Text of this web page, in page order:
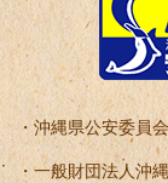
沖縄県公安委員
一般財団法人沖